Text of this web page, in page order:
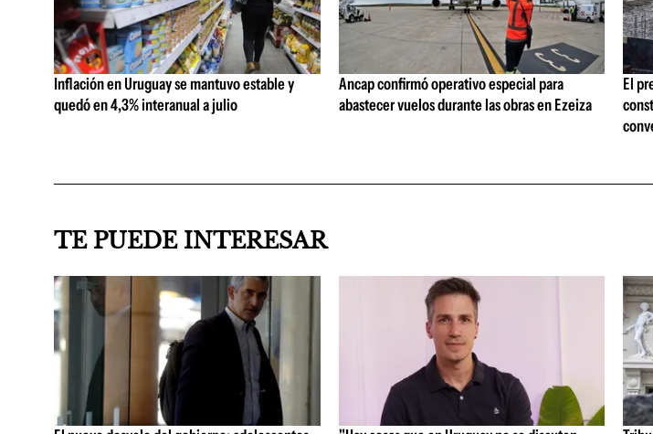
Inflación en Uruguay se mantuvo estable y
quedó en 4,3% interanual a julio
Ancap confirmó operativo especial para
abastecer vuelos durante las obras en Ezeiza
El
TE PUEDE INTERESAR